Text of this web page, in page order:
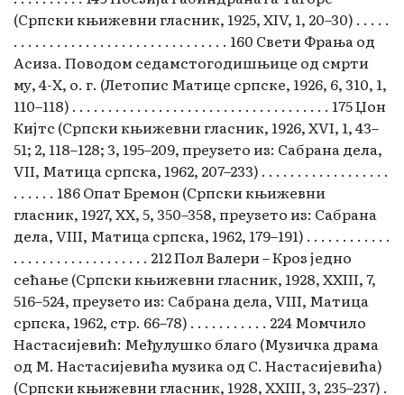
(Српски књижевни гласник, 1925, XIV, 1, 20–30) . . . . .
. . . . . . . . . . . . . . . . . . . . . . . . . . . . . . 160 Свети Фрања од
Асиза. Поводом седамстогодишњице од смрти
му, 4-Х, о. г. (Летопис Матице српске, 1926, 6, 310, 1,
110–118) . . . . . . . . . . . . . . . . . . . . . . . . . . . . . . . . . . . . 175 Џон
Кијтс (Српски књижевни гласник, 1926, XVI, 1, 43–
51; 2, 118–128; 3, 195–209, преузето из: Сабрана дела,
VII, Матица српска, 1962, 207–233) . . . . . . . . . . . . . . . . . .
. . . . . . 186 Опат Бремон (Српски књижевни
гласник, 1927, XX, 5, 350–358, преузето из: Сабрана
дела, VIII, Матица српска, 1962, 179–191) . . . . . . . . . . . .
. . . . . . . . . . . . . . . . . . . 212 Пол Валери – Кроз једно
сећање (Српски књижевни гласник, 1928, ХХIII, 7,
516–524, преузето из: Сабрана дела, VIII, Матица
српска, 1962, стр. 66–78) . . . . . . . . . . . 224 Момчило
Настасијевић: Међулушко благо (Музичка драма
од М. Настасијевића музика од С. Настасијевића)
(Српски књижевни гласник, 1928, XXIII, 3, 235–237) .